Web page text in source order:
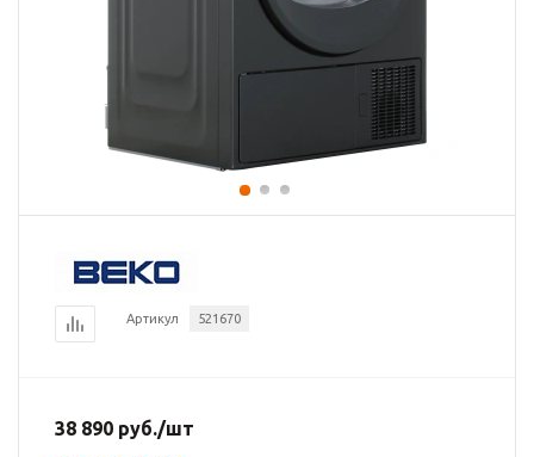
Артикул 521670
38 890 руб./шт